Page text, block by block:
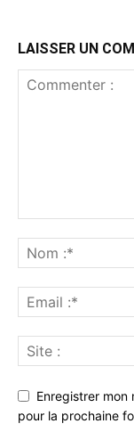
LAISSER UN
Enregistrer
pour la prochaine